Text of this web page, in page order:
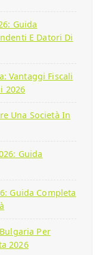
Guida
E Datori Di
Vantaggi Fiscali
2026
Una Società In
Guida
Guida Completa
Per
2026